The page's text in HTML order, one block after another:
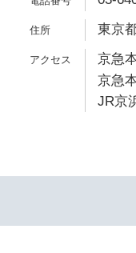
東京
京急
京急
JR京